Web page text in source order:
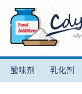
酸味剂 乳化剂